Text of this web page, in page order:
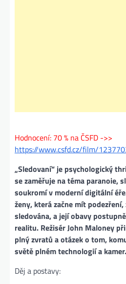
Hodnocení: 70 % na ČSFD ->>
https://www.csfd.cz/film/
„Sledovaní“ je psychologický
se zaměřuje na téma paranoie,
soukromí v moderní digitální
ženy, která začne mít
sledována, a její obavy
realitu. Režisér John Maloney
plný zvratů a otázek o tom,
světě plném technologií a kamer.
Děj a postavy: